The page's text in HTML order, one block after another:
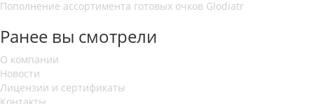
Пополнение ассортимента готовых очков Glodiatr
Ранее вы смотрели
О компании
Новости
Лицензии и сертификаты
Контакты